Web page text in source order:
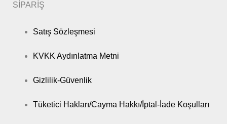
SİPARİŞ
Satış Sözleşmesi
KVKK Aydınlatma Metni
Gizlilik-Güvenlik
Tüketici Hakları/Cayma Hakkı/İptal-İade Koşulları